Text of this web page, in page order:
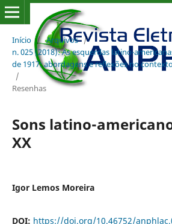
Início / Arquivos /
n. 025 (2018): As esquerdas latino-
de 1917: abordagens e reflexões no
/
Resenhas
Sons latino-
XX
Igor Lemos Moreira
DOI: https://doi.org/10.46752/